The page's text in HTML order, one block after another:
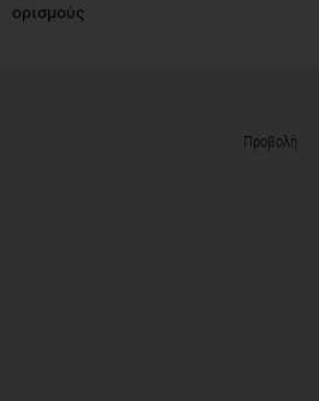
ορισμούς
Προβολή